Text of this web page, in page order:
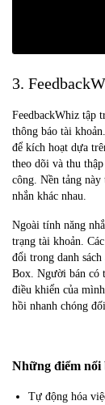
3.
FeedbackWhiz tập
thông báo tài
để kích hoạt dựa
theo dõi và thu
công. Nền tảng
nhắn khác nhau.
Ngoài tính năng
trạng tài khoản.
đổi trong danh
Box. Người bán có
điều khiển của
hồi nhanh chóng
Những điểm nổi
Tự động hóa